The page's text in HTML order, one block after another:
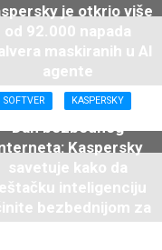
je otkrio više
od 92.000 napada
maskiranih u AI
agente
21. maja 2026.
SOFTVER KASPERSKY
Dan bezbednog
Kaspersky
savetuje kako da
inteligenciju
bezbednijom za
decu